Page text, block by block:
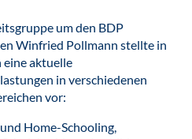
um den BDP
Winfried Pollmann stellte in
aktuelle
in verschiedenen
vor:
Home-Schooling,